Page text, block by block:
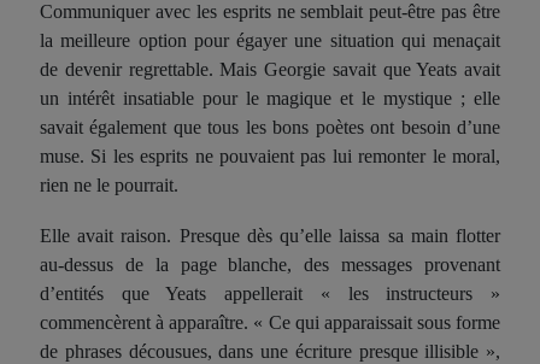
Communiquer avec les esprits ne semblait peut-être pas être
la meilleure option pour égayer une situation qui menaçait
de devenir regrettable. Mais Georgie savait que Yeats avait
un intérêt insatiable pour le magique et le mystique ; elle
savait également que tous les bons poètes ont besoin d’une
muse. Si les esprits ne pouvaient pas lui remonter le moral,
rien ne le pourrait.
Elle avait raison. Presque dès qu’ellelaissa sa main flotter
au-dessus de la page blanche, des messages provenant
d’entités que Yeats appellerait « les instructeurs »
commencèrent à apparaître. « Ce qui apparaissait sous forme
de phrases décousues, dans une écriture presque illisible »,